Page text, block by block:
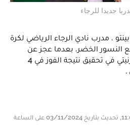
جديدا للرجاء
، مدرب نادي الرجاء الرياضي لكرة
الخضر، بعدما عجز عن
قيادة زملاء العميد أنس الزنيتي في تحقيق نتيجة الفوز في 4
.
في 03/11/2024 على الساعة 11:00, تحديث بتاريخ 03/11/2024 على الساعة